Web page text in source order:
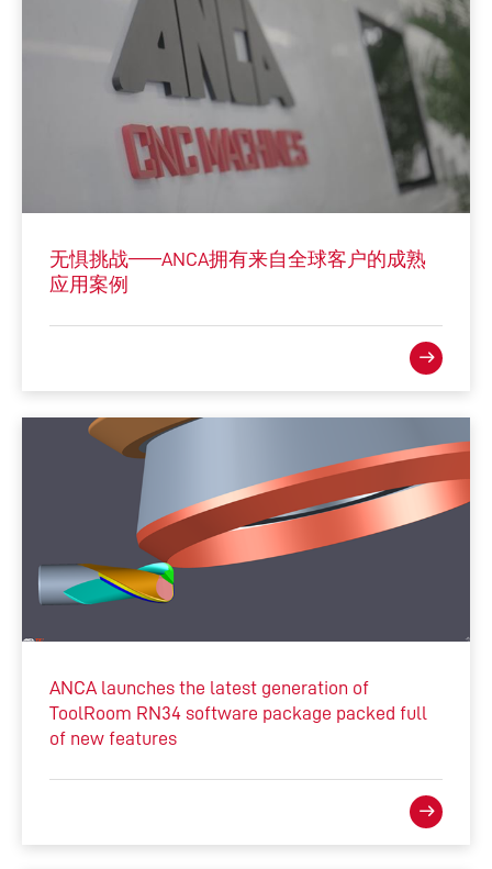
无惧挑战——ANCA拥有来自全球客户的成熟
应用案例
ANCA launches the latest generation of
ToolRoom RN34 software package packed full
of new features